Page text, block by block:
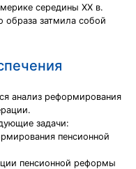
середины XX в.
образа затмила собой
анализ реформирования
задачи:
пенсионной
пенсионной реформы